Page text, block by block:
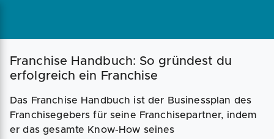
Magazin Businessplan Fördermittel
Franchise Handbuch: So gründest du
erfolgreich ein Franchise
Das Franchise Handbuch ist der Businessplan des
Franchisegebers für seine Franchisepartner, indem
er das gesamte Know-How seines